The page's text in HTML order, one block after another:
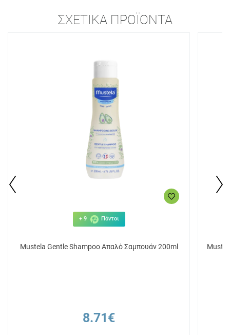
ΣΧΕΤΙΚΆ ΠΡΟΪΌΝΤΑ
+ 9 Πόντοι
Mustela Gentle Shampoo Απαλό Σαμπουάν 200ml
8.71€